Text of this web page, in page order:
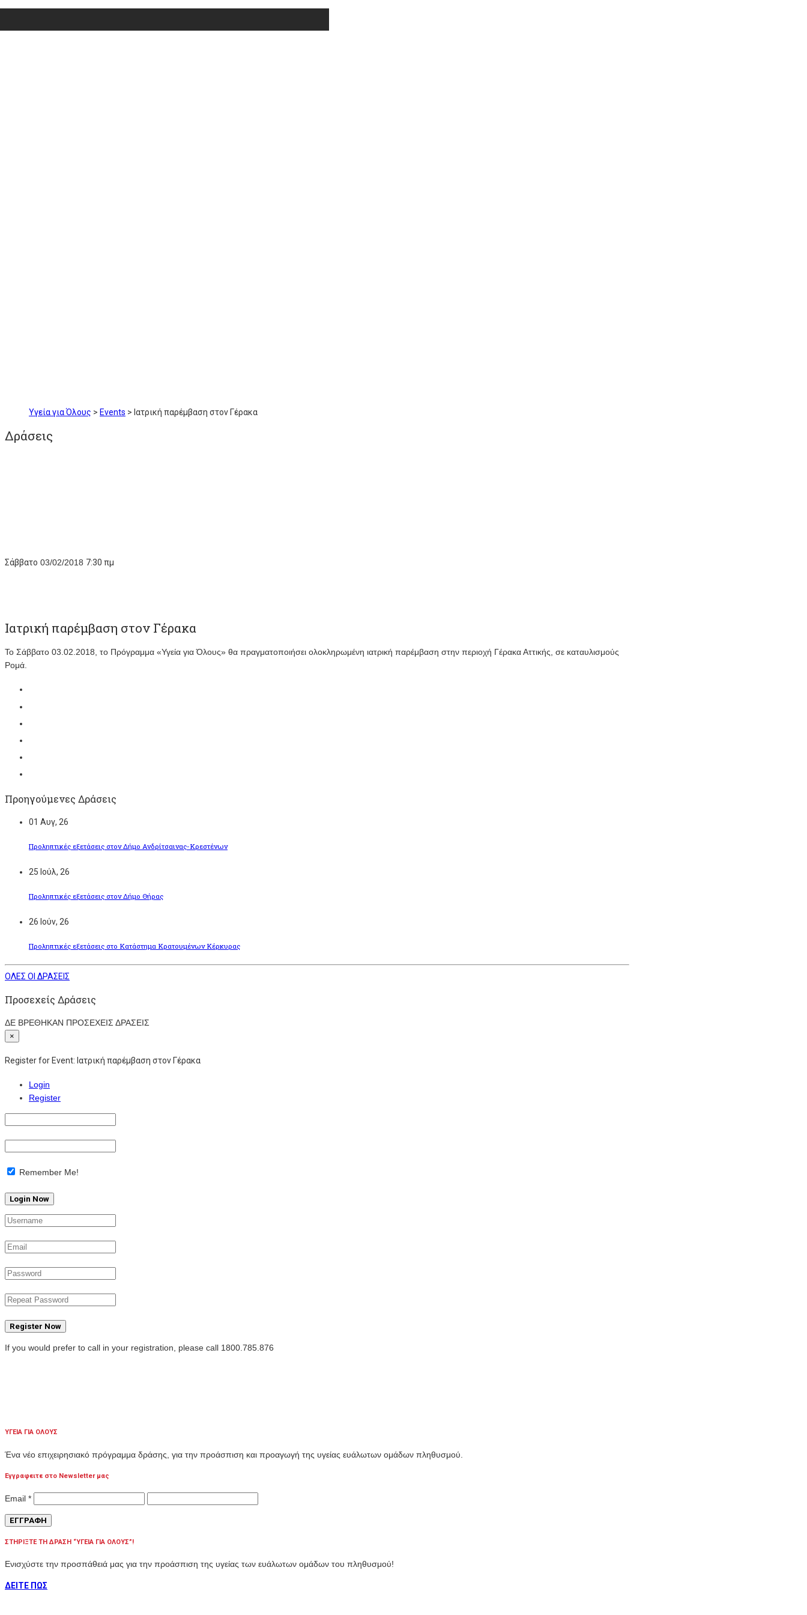
Υγεία για Όλους > Events > Ιατρική παρέμβαση στον Γέρακα
Δράσεις
Σάββατο 03/02/2018 7:30 πμ
Ιατρική παρέμβαση στον Γέρακα
Το Σάββατο 03.02.2018, το Πρόγραμμα «Υγεία για Όλους» θα πραγματοποιήσει ολοκληρωμένη ιατρική παρέμβαση στην περιοχή Γέρακα Αττικής, σε καταυλισμούς
Ρομά.
Προηγούμενες Δράσεις
01 Αυγ, 26
Προληπτικές εξετάσεις στον Δήμο Ανδρίτσαινας-Κρεστένων
25 Ιούλ, 26
Προληπτικές εξετάσεις στον Δήμο Θήρας
26 Ιούν, 26
Προληπτικές εξετάσεις στο Κατάστημα Κρατουμένων Κέρκυρας
ΟΛΕΣ ΟΙ ΔΡΑΣΕΙΣ
Προσεχείς Δράσεις
ΔΕ ΒΡΕΘΗΚΑΝ ΠΡΟΣΕΧΕΙΣ ΔΡΑΣΕΙΣ
×
Register for Event: Ιατρική παρέμβαση στον Γέρακα
Login
Register
Remember Me!
Register Now
If you would prefer to call in your registration, please call 1800.785.876
ΥΓΕΙΑ ΓΙΑ ΟΛΟΥΣ
Ένα νέο επιχειρησιακό πρόγραμμα δράσης, για την προάσπιση και προαγωγή της υγείας ευάλωτων ομάδων πληθυσμού.
Εγγραφειτε στο Newsletter μας
Email *
ΣΤΗΡΙΞΤΕ ΤΗ ΔΡΑΣΗ “ΥΓΕΙΑ ΓΙΑ ΟΛΟΥΣ”!
Ενισχύστε την προσπάθειά μας για την προάσπιση της υγείας των ευάλωτων ομάδων του πληθυσμού!
ΔΕΙΤΕ ΠΩΣ